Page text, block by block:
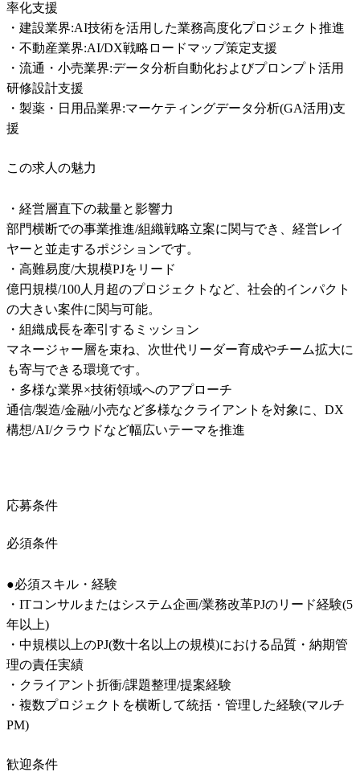
率化支援
・建設業界:AI技術を活用した業務高度化プロジェクト推進
・不動産業界:AI/DX戦略ロードマップ策定支援
・流通・小売業界:データ分析自動化およびプロンプト活用
研修設計支援
・製薬・日用品業界:マーケティングデータ分析(GA活用)支
援
この求人の魅力
・経営層直下の裁量と影響力
部門横断での事業推進/組織戦略立案に関与でき、経営レイ
ヤーと並走するポジションです。
・高難易度/大規模PJをリード
億円規模/100人月超のプロジェクトなど、社会的インパクト
の大きい案件に関与可能。
・組織成長を牽引するミッション
マネージャー層を束ね、次世代リーダー育成やチーム拡大に
も寄与できる環境です。
・多様な業界×技術領域へのアプローチ
通信/製造/金融/小売など多様なクライアントを対象に、DX
構想/AI/クラウドなど幅広いテーマを推進
応募条件
必須条件
●必須スキル・経験
・ITコンサルまたはシステム企画/業務改革PJのリード経験(5
年以上)
・中規模以上のPJ(数十名以上の規模)における品質・納期管
理の責任実績
・クライアント折衝/課題整理/提案経験
・複数プロジェクトを横断して統括・管理した経験(マルチ
PM)
歓迎条件